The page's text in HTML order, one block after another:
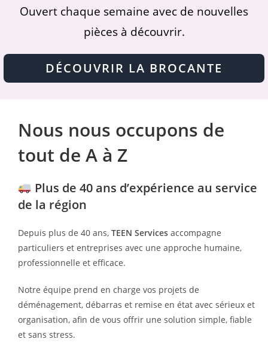
Ouvert chaque semaine avec de nouvelles
pièces à découvrir.
DÉCOUVRIR LA BROCANTE
Nous nous occupons de
tout de A à Z
Plus de 40 ans d’expérience au service
de la région
Depuis plus de 40 ans, TEEN Services accompagne
particuliers et entreprises avec une approche humaine,
professionnelle et efficace.
Notre équipe prend en charge vos projets de
déménagement, débarras et remise en état avec sérieux et
organisation, afin de vous offrir une solution simple, fiable
et sans stress.